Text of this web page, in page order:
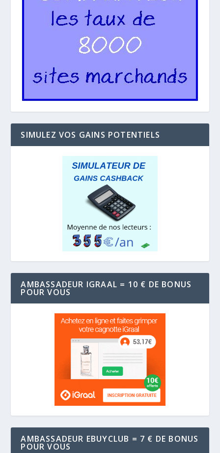
SIMULEZ VOS GAINS POTENTIELS
AMBASSADEUR IGRAAL = 10 € DE BONUS
POUR VOUS
AMBASSADEUR EBUYCLUB = 7 € DE BONUS
POUR VOUS